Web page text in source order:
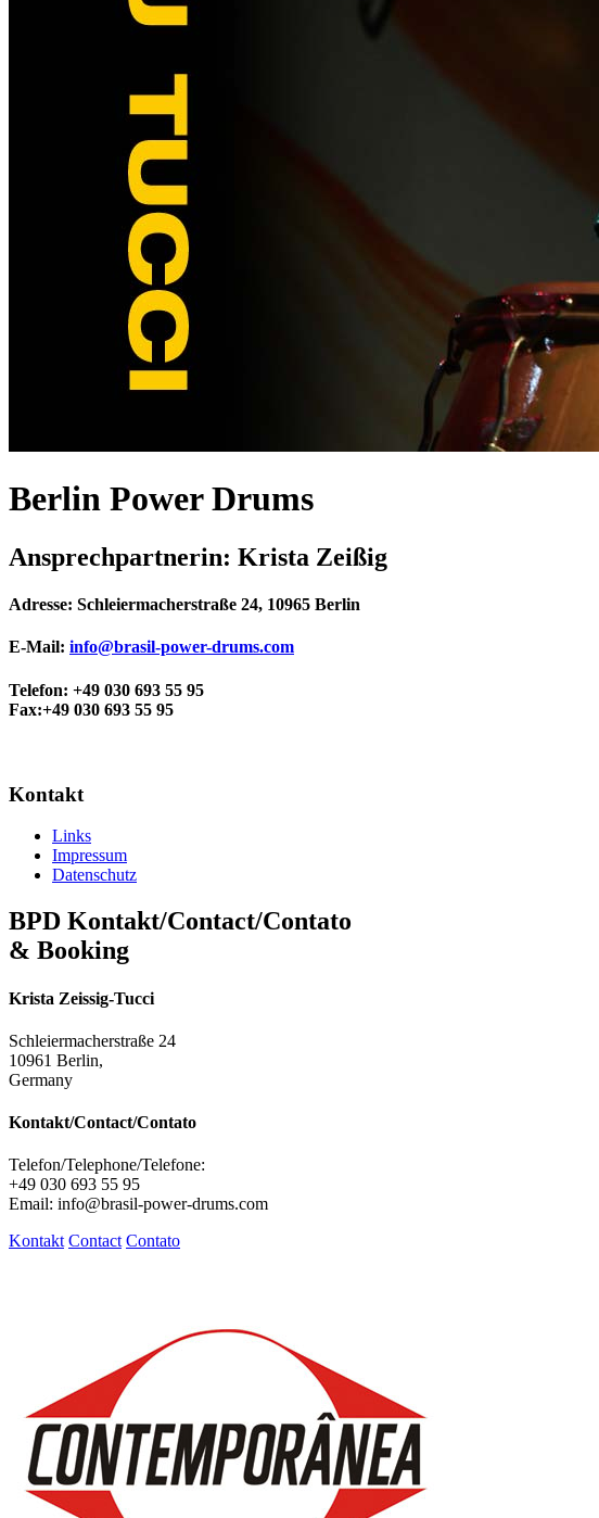
Berlin Power Drums
Ansprechpartnerin: Krista Zeißig
Adresse: Schleiermacherstraße 24, 10965 Berlin
E-Mail: info@brasil-power-drums.com
Telefon: +49 030 693 55 95
Fax:+49 030 693 55 95
Kontakt
Links
Impressum
Datenschutz
BPD Kontakt/Contact/Contato
& Booking
Krista Zeissig-Tucci
Schleiermacherstraße 24
10961 Berlin,
Germany
Kontakt/Contact/Contato
Telefon/Telephone/Telefone:
+49 030 693 55 95
Email: info@brasil-power-drums.com
Kontakt Contact Contato